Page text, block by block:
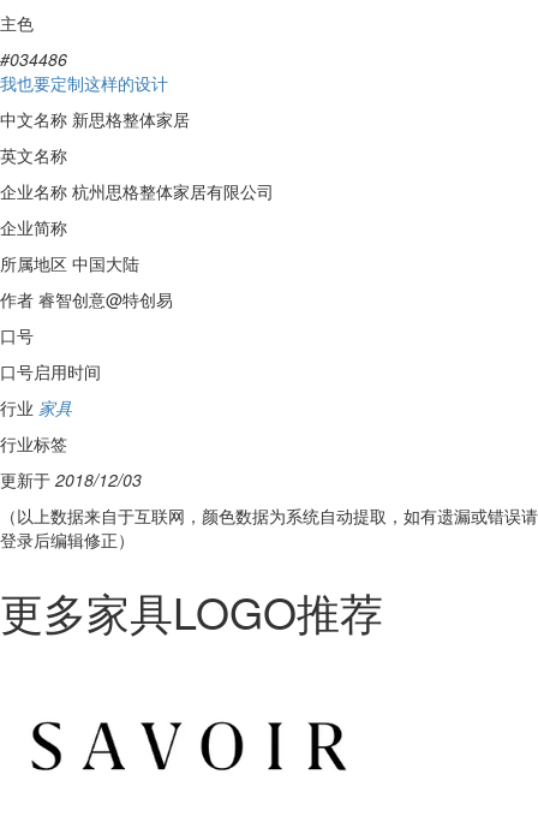
主色
#034486
我也要定制这样的设计
中文名称 新思格整体家居
英文名称
企业名称 杭州思格整体家居有限公司
企业简称
所属地区 中国大陆
作者 睿智创意@特创易
口号
口号启用时间
行业 家具
行业标签
更新于 2018/12/03
（以上数据来自于互联网，颜色数据为系统自动提取，如有遗漏或错误请
登录后编辑修正）
更多家具LOGO推荐